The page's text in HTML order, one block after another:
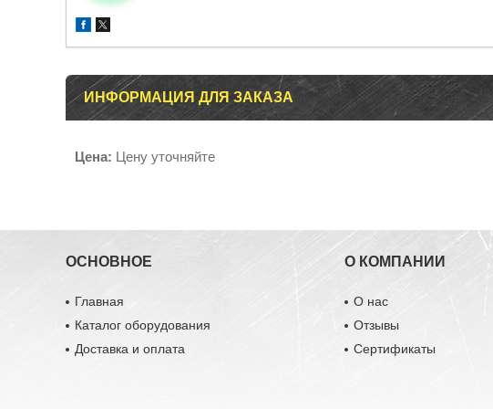
ИНФОРМАЦИЯ ДЛЯ ЗАКАЗА
Цена: Цену уточняйте
ОСНОВНОЕ
Главная
Каталог оборудования
Доставка и оплата
О КОМПАНИИ
О нас
Отзывы
Сертификаты